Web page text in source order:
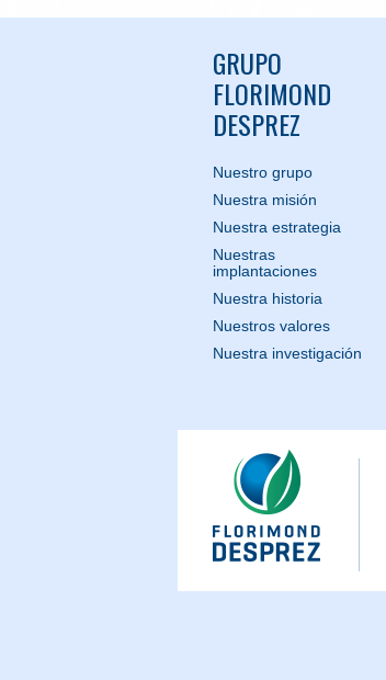
GRUPO
FLORIMOND
DESPREZ
Nuestro grupo
Nuestra misión
Nuestra estrategia
Nuestras
implantaciones
Nuestra historia
Nuestros valores
Nuestra investigación